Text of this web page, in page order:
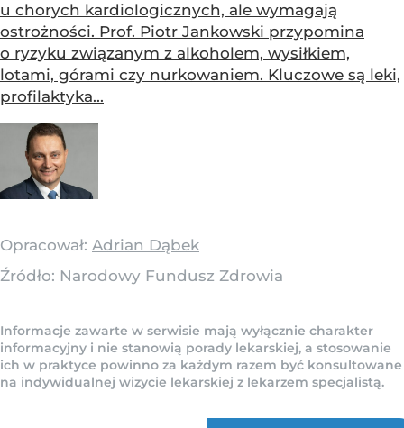
u chorych kardiologicznych, ale wymagają
ostrożności. Prof. Piotr Jankowski przypomina
o ryzyku związanym z alkoholem, wysiłkiem,
lotami, górami czy nurkowaniem. Kluczowe są leki,
profilaktyka...
Opracował: Adrian Dąbek
Źródło: Narodowy Fundusz Zdrowia
Informacje zawarte w serwisie mają wyłącznie charakter
informacyjny i nie stanowią porady lekarskiej, a stosowanie
ich w praktyce powinno za każdym razem być konsultowane
na indywidualnej wizycie lekarskiej z lekarzem specjalistą.